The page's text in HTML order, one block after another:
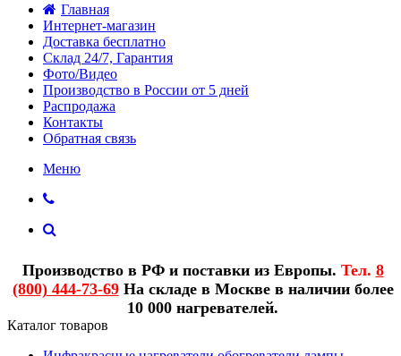
Главная
Интернет-магазин
Доставка бесплатно
Склад 24/7, Гарантия
Фото/Видео
Производство в России от 5 дней
Распродажа
Контакты
Обратная связь
Меню
Производство в РФ и поставки из Европы. Тел. 8
(800) 444-73-69На складе в Москве в наличии более
10 000 нагревателей.
Каталог товаров